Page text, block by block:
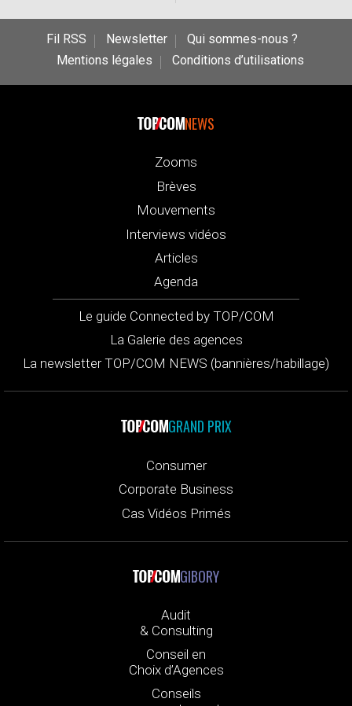
Fil RSS Newsletter
Qui sommes-nous ?
Mentions légales
Conditions d’utilisations
NEWS
Zooms
Brèves
Mouvements
Interviews vidéos
Articles
Agenda
Le guide Connected by TOP/COM
La Galerie des agences
La newsletter TOP/COM NEWS (bannières/habillage)
GRAND PRIX
Consumer
Corporate Business
Cas Vidéos Primés
GIBORY
Audit
& Consulting
Conseil en
Choix d’Agences
Conseils